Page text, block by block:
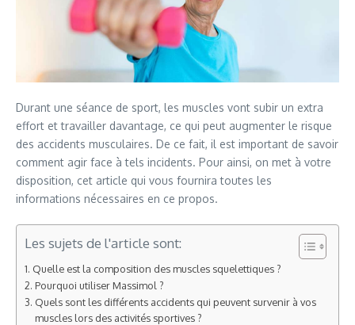
Durant une séance de sport, les muscles vont subir un extra
effort et travailler davantage, ce qui peut augmenter le risque
des accidents musculaires. De ce fait, il est important de savoir
comment agir face à tels incidents. Pour ainsi, on met à votre
disposition, cet article qui vous fournira toutes les
informations nécessaires en ce propos.
Les sujets de l'article sont:
Quelle est la composition des muscles squelettiques ?
Pourquoi utiliser Massimol ?
Quels sont les différents accidents qui peuvent survenir à vos
muscles lors des activités sportives ?